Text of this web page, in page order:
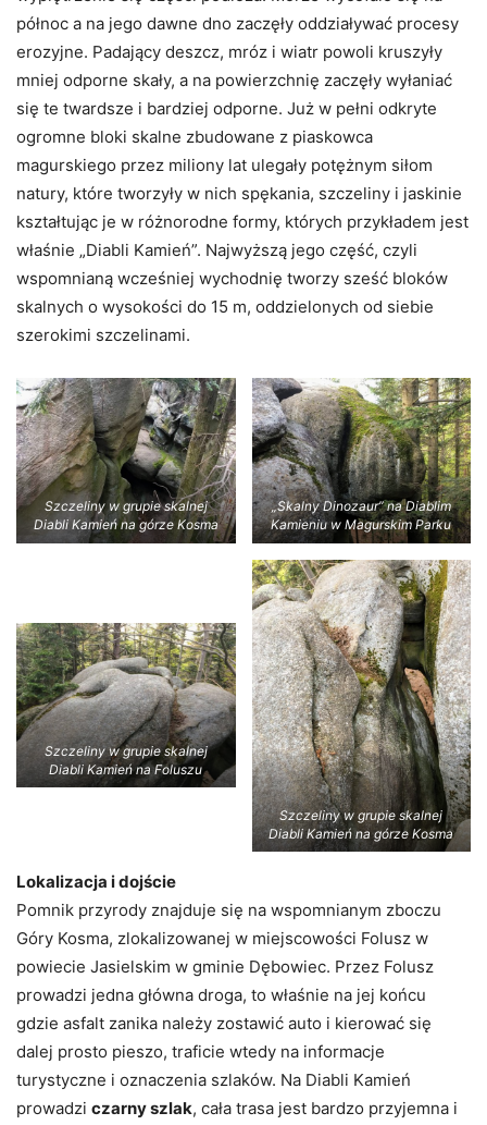
północ a na jego dawne dno zaczęły oddziaływać procesy
erozyjne. Padający deszcz, mróz i wiatr powoli kruszyły
mniej odporne skały, a na powierzchnię zaczęły wyłaniać
się te twardsze i bardziej odporne. Już w pełni odkryte
ogromne bloki skalne zbudowane z piaskowca
magurskiego przez miliony lat ulegały potężnym siłom
natury, które tworzyły w nich spękania, szczeliny i jaskinie
kształtując je w różnorodne formy, których przykładem jest
właśnie „Diabli Kamień”. Najwyższą jego część, czyli
wspomnianą wcześniej wychodnię tworzy sześć bloków
skalnych o wysokości do 15 m, oddzielonych od siebie
szerokimi szczelinami.
Szczeliny w grupie skalnej
Diabli Kamień na górze Kosma
„Skalny Dinozaur” na Diablim
Kamieniu w Magurskim Parku
Szczeliny w grupie skalnej
Diabli Kamień na Foluszu
Szczeliny w grupie skalnej
Diabli Kamień na górze Kosma
Lokalizacja i dojście
Pomnik przyrody znajduje się na wspomnianym zboczu
Góry Kosma, zlokalizowanej w miejscowości Folusz w
powiecie Jasielskim w gminie Dębowiec. Przez Folusz
prowadzi jedna główna droga, to właśnie na jej końcu
gdzie asfalt zanika należy zostawić auto i kierować się
dalej prosto pieszo, traficie wtedy na informacje
turystyczne i oznaczenia szlaków. Na Diabli Kamień
prowadzi czarny szlak, cała trasa jest bardzo przyjemna i